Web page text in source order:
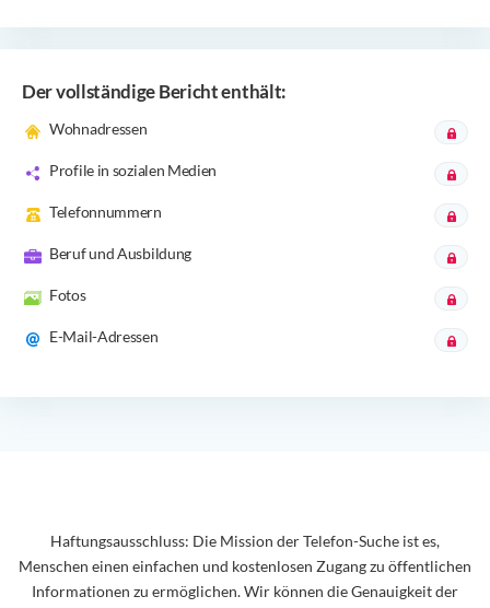
Der vollständige Bericht enthält:
Wohnadressen
Profile in sozialen Medien
Telefonnummern
Beruf und Ausbildung
Fotos
E-Mail-Adressen
Haftungsausschluss: Die Mission der Telefon-Suche ist es,
Menschen einen einfachen und kostenlosen Zugang zu öffentlichen
Informationen zu ermöglichen. Wir können die Genauigkeit der